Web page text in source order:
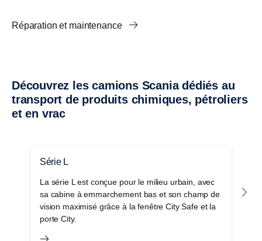
Réparation et maintenance
Découvrez les camions Scania dédiés au
transport de produits chimiques, pétroliers
et en vrac
Série L
La série L est conçue pour le milieu urbain, avec
sa cabine à emmarchement bas et son champ de
vision maximisé grâce à la fenêtre City Safe et la
porte City.